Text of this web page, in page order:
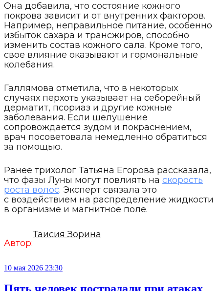
Она добавила, что состояние кожного
покрова зависит и от внутренних факторов.
Например, неправильное питание, особенно
избыток сахара и трансжиров, способно
изменить состав кожного сала. Кроме того,
свое влияние оказывают и гормональные
колебания.
Галлямова отметила, что в некоторых
случаях перхоть указывает на себорейный
дерматит, псориаз и другие кожные
заболевания. Если шелушение
сопровождается зудом и покраснением,
врач посоветовала немедленно обратиться
за помощью.
Ранее трихолог Татьяна Егорова рассказала,
что фазы Луны могут повлиять на скорость
роста волос. Эксперт связала это
с воздействием на распределение жидкости
в организме и магнитное поле.
Автор:
Таисия Зорина
10 мая 2026 23:30